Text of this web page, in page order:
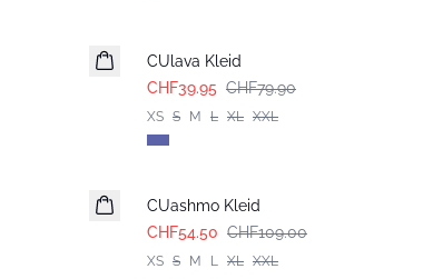
CUlava Kleid
CHF39.95 CHF79.90
XS S M L XL XXL
CUashmo Kleid
CHF54.50 CHF109.00
XS S M L XL XXL